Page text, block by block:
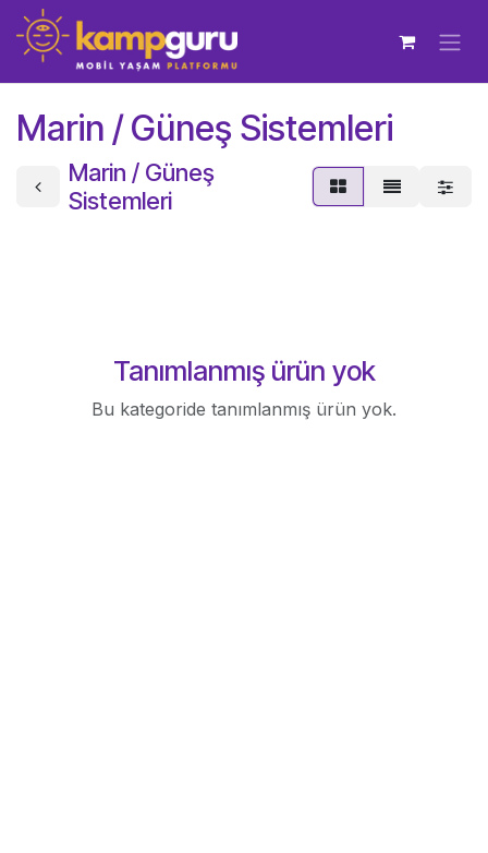
İçereği Atla
Marin / Güneş Sistemleri
Marin / Güneş
Sistemleri
Tanımlanmış ürün yok
Bu kategoride tanımlanmış ürün yok.